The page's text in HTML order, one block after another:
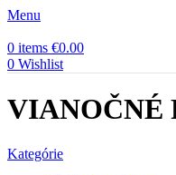
Menu
0 items €0.00
0 Wishlist
VIANOČNÉ
Kategórie